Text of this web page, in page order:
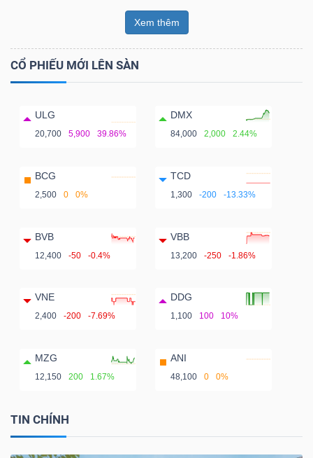
Xem thêm
CỔ PHIẾU MỚI LÊN SÀN
ULG
20,700 5,900 39.86%
DMX
84,000 2,000 2.44%
BCG
2,500 0 0%
TCD
1,300 -200 -13.33%
BVB
12,400 -50 -0.4%
VBB
13,200 -250 -1.86%
VNE
2,400 -200 -7.69%
DDG
1,100 100 10%
MZG
12,150 200 1.67%
ANI
48,100 0 0%
TIN CHÍNH